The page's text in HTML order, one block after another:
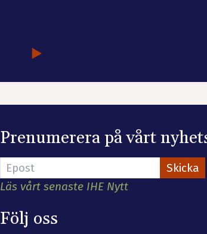
Prenumerera på vårt
Läs vårt senaste IHE Nytt
Följ oss